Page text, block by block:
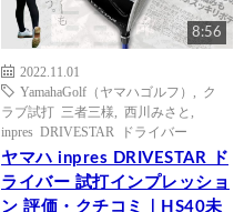
8:56
2022.11.01
YamahaGolf（ヤマハゴルフ）
ク
ラブ試打 三者三様
西川みさと
inpres DRIVESTAR ドライバー
ヤマハ inpres DRIVESTAR ド
ライバー 試打インプレッショ
ン 評価・クチコミ｜HS40未